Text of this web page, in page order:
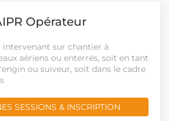
Opérateur
intervenant sur chantier à
aériens ou enterrés, soit en tant
ou suiveur, soit dans le cadre
SESSIONS & INSCRIPTION